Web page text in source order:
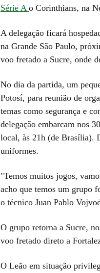
Série A o Corinthians, na
A delegação ficará
na Grande São Paulo,
voo fretado a Sucre, onde
No dia da partida, um
Potosí, para reunião de
temas como segurança e
delegação embarcam nos
local, às 21h (de Brasília).
uniformes.
"Temos muitos jogos,
acho que temos um grupo
o técnico Juan Pablo
O grupo retorna a Sucre,
voo fretado direto a
O Leão em situação